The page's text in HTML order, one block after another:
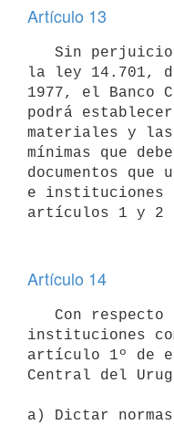
Artículo 13
la ley 14.701,
1977, el Banco
podrá
materiales y las
mínimas que
documentos
e instituciones
Artículo 14
instituciones
artículo 1º de
Central del
a) Dictar